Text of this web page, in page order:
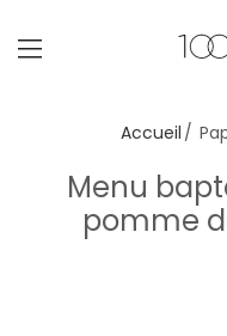
Accueil
Menu
pomme